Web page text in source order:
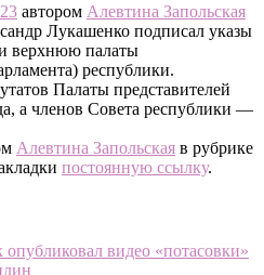
автором Алевтина Запольская
Лукашенко подписал указы
верхнюю палаты
республики.
Палаты представителей
а членов Совета республики —
Алевтина Запольская в рубрике
постоянную ссылку.